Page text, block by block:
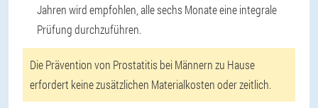
Jahren wird empfohlen, alle sechs Monate eine integrale
Prüfung durchzuführen.
Die Prävention von Prostatitis bei Männern zu Hause
erfordert keine zusätzlichen Materialkosten oder zeitlich.